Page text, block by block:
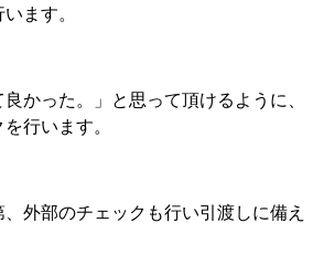
ます。
良かった。」と思って頂けるように、
行います。
外部のチェックも行い引渡しに備え